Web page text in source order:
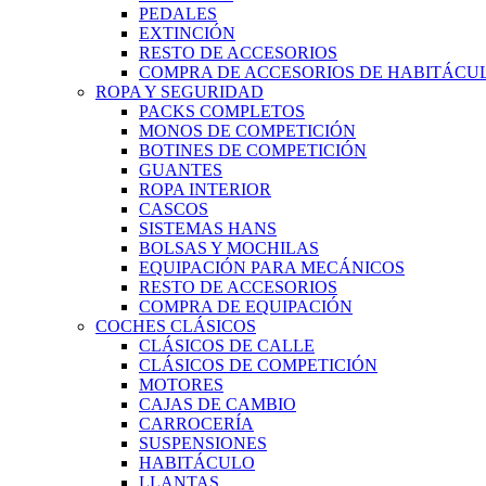
PEDALES
EXTINCIÓN
RESTO DE ACCESORIOS
COMPRA DE ACCESORIOS DE
ROPA Y SEGURIDAD
PACKS COMPLETOS
MONOS DE COMPETICIÓN
BOTINES DE COMPETICIÓN
GUANTES
ROPA INTERIOR
CASCOS
SISTEMAS HANS
BOLSAS Y MOCHILAS
EQUIPACIÓN PARA MECÁNICOS
RESTO DE ACCESORIOS
COMPRA DE EQUIPACIÓN
COCHES CLÁSICOS
CLÁSICOS DE CALLE
CLÁSICOS DE COMPETICIÓN
MOTORES
CAJAS DE CAMBIO
CARROCERÍA
SUSPENSIONES
HABITÁCULO
LLANTAS